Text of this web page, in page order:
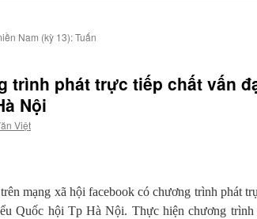
Nam (kỳ 13): Tuấn
trình phát trực tiếp chất vấn
Nội
Việt
mạng xã hội facebook có chương trình phát
Quốc hội Tp Hà Nội. Thực hiện chương